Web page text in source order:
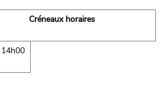
Créneaux horaires